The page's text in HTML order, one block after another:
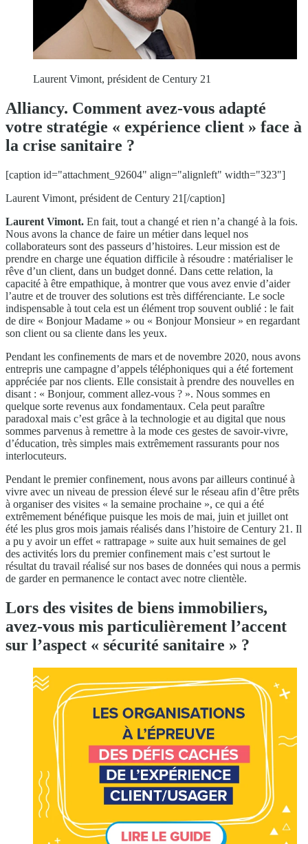
Laurent Vimont, président de Century 21
Alliancy. Comment avez-vous adapté
votre stratégie « expérience client » face à
la crise sanitaire ?
[caption id="attachment_92604" align="alignleft" width="323"]
Laurent Vimont, président de Century 21[/caption]
Laurent Vimont. En fait, tout a changé et rien n’a changé à la fois.
Nous avons la chance de faire un métier dans lequel nos
collaborateurs sont des passeurs d’histoires. Leur mission est de
prendre en charge une équation difficile à résoudre : matérialiser le
rêve d’un client, dans un budget donné. Dans cette relation, la
capacité à être empathique, à montrer que vous avez envie d’aider
l’autre et de trouver des solutions est très différenciante. Le socle
indispensable à tout cela est un élément trop souvent oublié : le fait
de dire « Bonjour Madame » ou « Bonjour Monsieur » en regardant
son client ou sa cliente dans les yeux.
Pendant les confinements de mars et de novembre 2020, nous avons
entrepris une campagne d’appels téléphoniques qui a été fortement
appréciée par nos clients. Elle consistait à prendre des nouvelles en
disant : « Bonjour, comment allez-vous ? ». Nous sommes en
quelque sorte revenus aux fondamentaux. Cela peut paraître
paradoxal mais c’est grâce à la technologie et au digital que nous
sommes parvenus à remettre à la mode ces gestes de savoir-vivre,
d’éducation, très simples mais extrêmement rassurants pour nos
interlocuteurs.
Pendant le premier confinement, nous avons par ailleurs continué à
vivre avec un niveau de pression élevé sur le réseau afin d’être prêts
à organiser des visites « la semaine prochaine », ce qui a été
extrêmement bénéfique puisque les mois de mai, juin et juillet ont
été les plus gros mois jamais réalisés dans l’histoire de Century 21. Il
a pu y avoir un effet « rattrapage » suite aux huit semaines de gel
des activités lors du premier confinement mais c’est surtout le
résultat du travail réalisé sur nos bases de données qui nous a permis
de garder en permanence le contact avec notre clientèle.
Lors des visites de biens immobiliers,
avez-vous mis particulièrement l’accent
sur l’aspect « sécurité sanitaire » ?